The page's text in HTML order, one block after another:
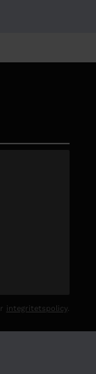
integritetspolicy.